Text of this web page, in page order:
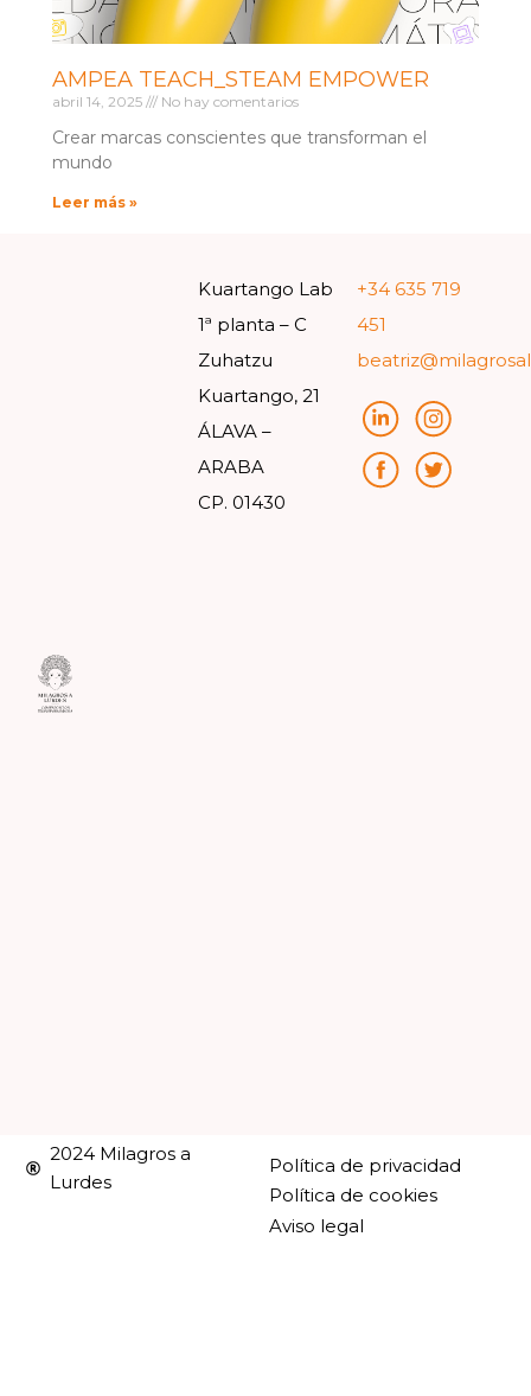
AMPEA TEACH_STEAM EMPOWER
abril 14, 2025 No hay comentarios
Crear marcas conscientes que transforman el
mundo
Leer más »
Kuartango Lab
1ª planta – C
Zuhatzu
Kuartango, 21
ÁLAVA –
ARABA
CP. 01430
+34 635 719
451
2024 Milagros a
Lurdes
Política de privacidad
Política de cookies
Aviso legal